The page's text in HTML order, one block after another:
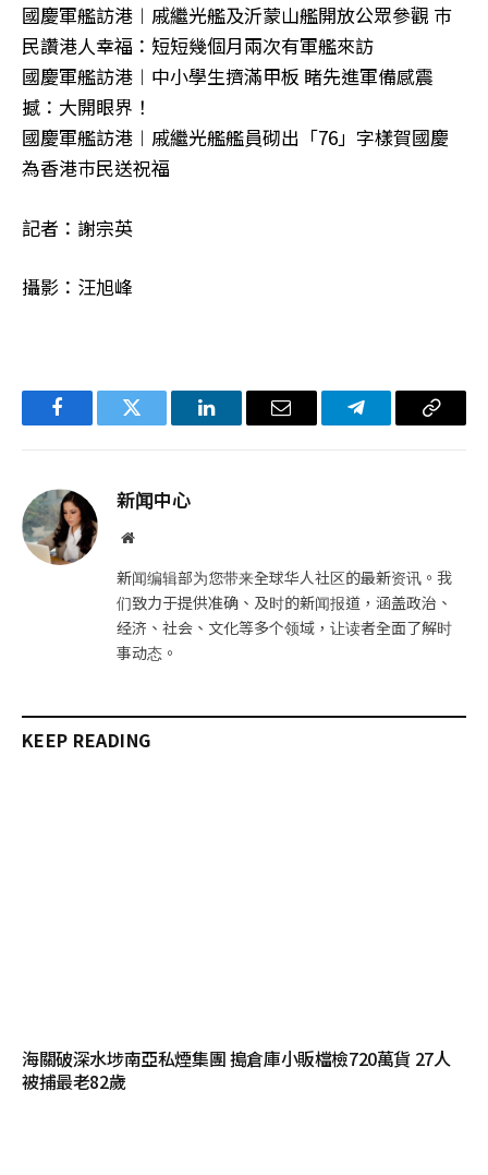
國慶軍艦訪港︱戚繼光艦及沂蒙山艦開放公眾參觀 巿
民讚港人幸福：短短幾個月兩次有軍艦來訪
國慶軍艦訪港︱中小學生擠滿甲板 睹先進軍備感震
撼：大開眼界！
國慶軍艦訪港︱戚繼光艦艦員砌出「76」字樣賀國慶
為香港巿民送祝福
記者：謝宗英
攝影：汪旭峰
FacebookTwitter LinkedIn电
Telegram复
新闻中心
网
新闻编辑部为您带来全球华人社区的最新资讯。我
们致力于提供准确、及时的新闻报道，涵盖政治、
经济、社会、文化等多个领域，让读者全面了解时
事动态。
KEEP READING
海關破深水埗南亞私煙集團 搗倉庫小販檔檢720萬貨 27人
被捕最老82歲